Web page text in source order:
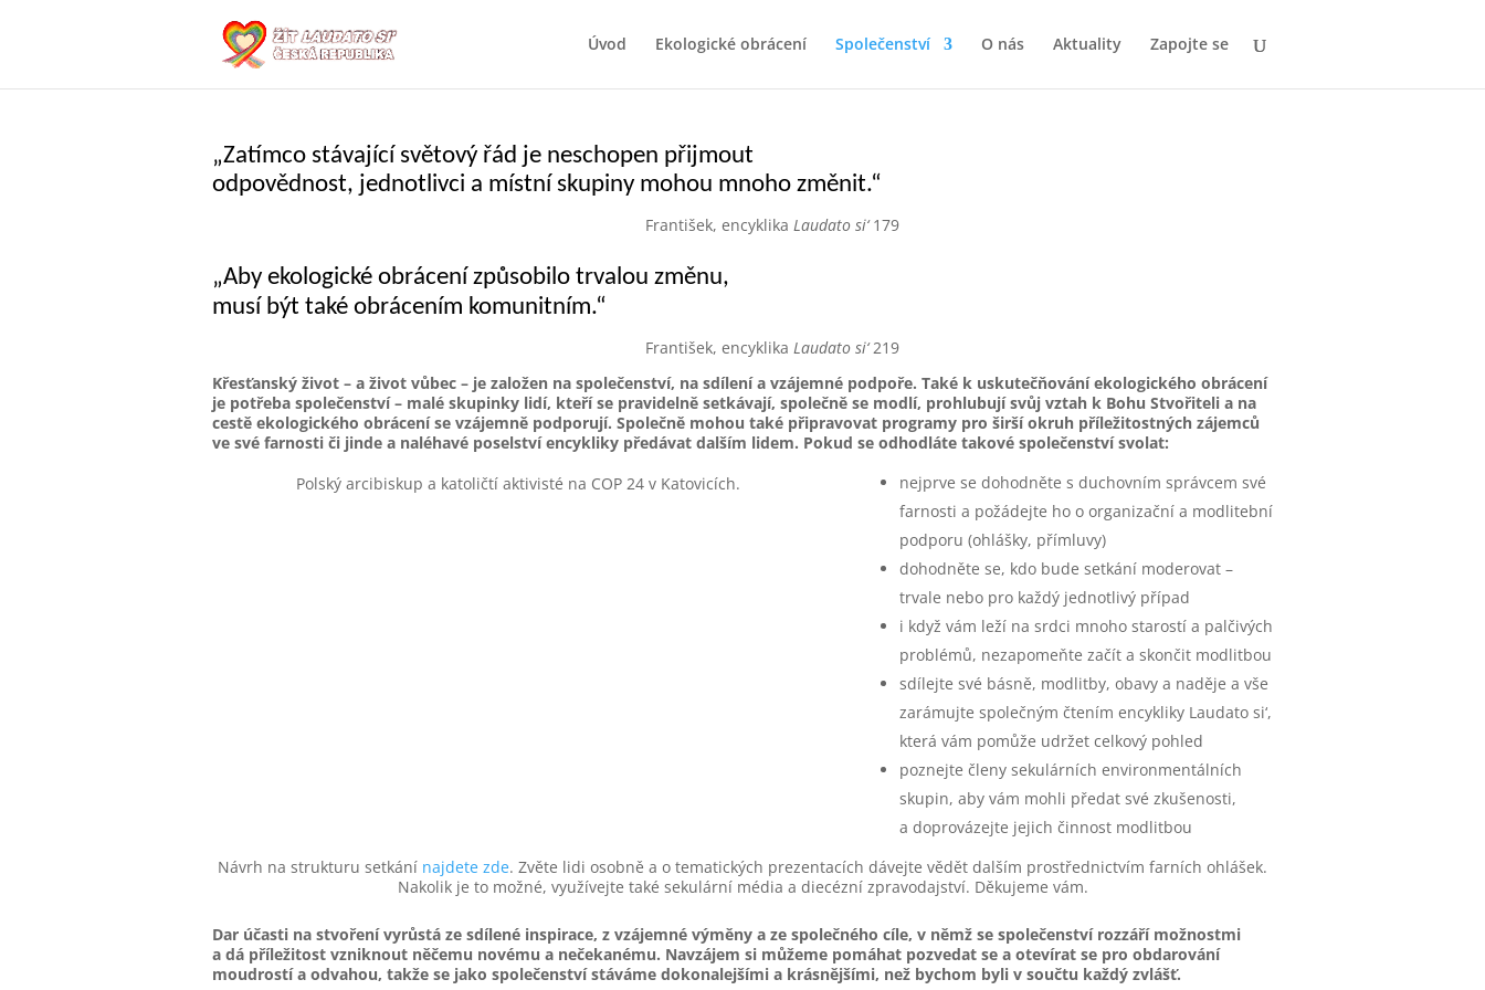
Úvod Ekologické obrácení Společenství O nás Aktuality Zapojte se
„Zatímco stávající světový řád je neschopen přijmout
odpovědnost, jednotlivci a místní skupiny mohou mnoho změnit.“
František, encyklikaLaudato si‘179
„Aby ekologické obrácení způsobilo trvalou změnu,
musí být také obrácením komunitním.“
František, encyklikaLaudato si‘219
Křesťanský život – a život vůbec – je založen na společenství, na sdílení a vzájemné podpoře. Také k uskutečňování ekologického obrácení
je potřeba společenství – malé skupinky lidí, kteří se pravidelně setkávají, společně se modlí, prohlubují svůj vztah k Bohu Stvořiteli a na
cestě ekologického obrácení se vzájemně podporují. Společně mohou také připravovat programy pro širší okruh příležitostných zájemců
ve své farnosti či jinde a naléhavé poselství encykliky předávat dalším lidem. Pokud se odhodláte takové společenství svolat:
Polský arcibiskup a katoličtí aktivisté na COP 24 v Katovicích.
nejprve se dohodněte s duchovním správcem své
farnosti a požádejte ho o organizační a modlitební
podporu (ohlášky, přímluvy)
dohodněte se, kdo bude setkání moderovat –
trvale nebo pro každý jednotlivý případ
i když vám leží na srdci mnoho starostí a palčivých
problémů, nezapomeňte začít a skončit modlitbou
sdílejte své básně, modlitby, obavy a naděje a vše
zarámujte společným čtením encykliky Laudato si‘,
která vám pomůže udržet celkový pohled
poznejte členy sekulárních environmentálních
skupin, aby vám mohli předat své zkušenosti,
a doprovázejte jejich činnost modlitbou
Návrh na strukturu setkání najdete zde. Zvěte lidi osobně a o tematických prezentacích dávejte vědět dalším prostřednictvím farních ohlášek.
Nakolik je to možné, využívejte také sekulární média a diecézní zpravodajství. Děkujeme vám.
Dar účasti na stvoření vyrůstá ze sdílené inspirace, z vzájemné výměny a ze společného cíle, v němž se společenství rozzáří možnostmi
a dá příležitost vzniknout něčemu novému a nečekanému. Navzájem si můžeme pomáhat pozvedat se a otevírat se pro obdarování
moudrostí a odvahou, takže se jako společenství stáváme dokonalejšími a krásnějšími, než bychom byli v součtu každý zvlášť.